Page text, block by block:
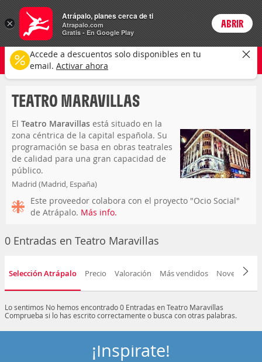
Entradas Login
teatro maravillas
Cualquier tipo Selecciona una fecha
CAMBIAR
TEATRO MARAVILLAS
El Teatro Maravillas está situado en la
zona céntrica de la capital española. Su
programación se basa en obras teatrales
de calidad para una gran capacidad de
público.
Madrid (Madrid, España)
C/ Manuela Malasaña, 6
Capacidad para 400 personas
Este proveedor colabora con el proyecto "Ocio Social"
de Atrápalo. Más info.
0 Entradas en Teatro Maravillas
Selección Atrápalo Precio Valoración Más vendidos Novedad
Lo sentimos No hemos encontrado 0 Entradas en Teatro Maravillas
Comprueba si lo has escrito correctamente o busca con otras palabras.
¡Inspírate!
×
Atrápalo, planes cerca de ti
Atrapalo.com
Gratis - En Google Play
ABRIR
Accede a descuentos solo disponibles en tu
email. Activar ahora